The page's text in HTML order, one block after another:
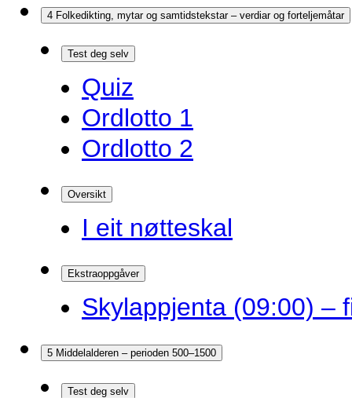
4 Folkedikting, mytar og samtidstekstar – verdiar og forteljemåtar
Test deg selv
Quiz
Ordlotto 1
Ordlotto 2
Oversikt
I eit nøtteskal
Ekstraoppgåver
Skylappjenta (09:00) –
5 Middelalderen – perioden 500–1500
Test deg selv